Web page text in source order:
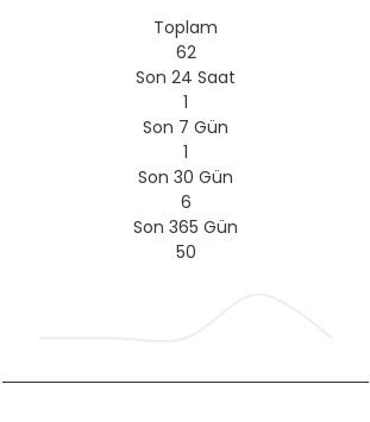
Toplam
62
Son 24 Saat
1
Son 7 Gün
1
Son 30 Gün
6
Son 365 Gün
50